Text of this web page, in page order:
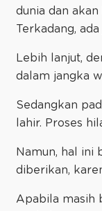
dunia dan
Terkadang,
Lebih lanjut,
dalam jangka
Sedangkan
lahir. Proses
Namun, hal ini
diberikan,
Apabila masih